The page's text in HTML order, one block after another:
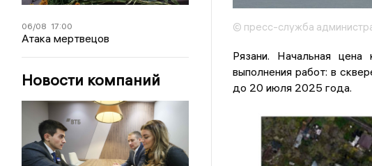
06/08 17:00
Атака мертвецов
Новости компаний
© пресс-служба
Рязани. Начальная
выполнения работ: в
до 20 июля 2025 года.